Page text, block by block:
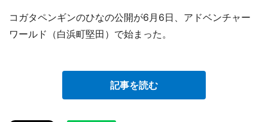
コガタペンギンのひなの公開が6月6日、アドベンチャー
ワールド（白浜町堅田）で始まった。
記事を読む